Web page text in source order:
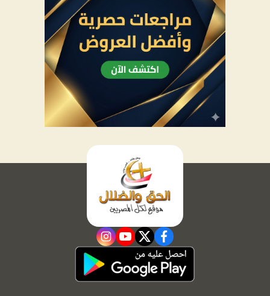
facebook
twitter
youtube
instagram